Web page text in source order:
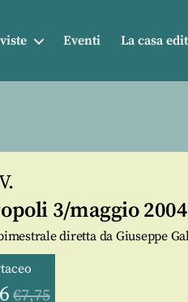
Eventi La casa
3/maggio 2004
diretta da Giuseppe
€7,75